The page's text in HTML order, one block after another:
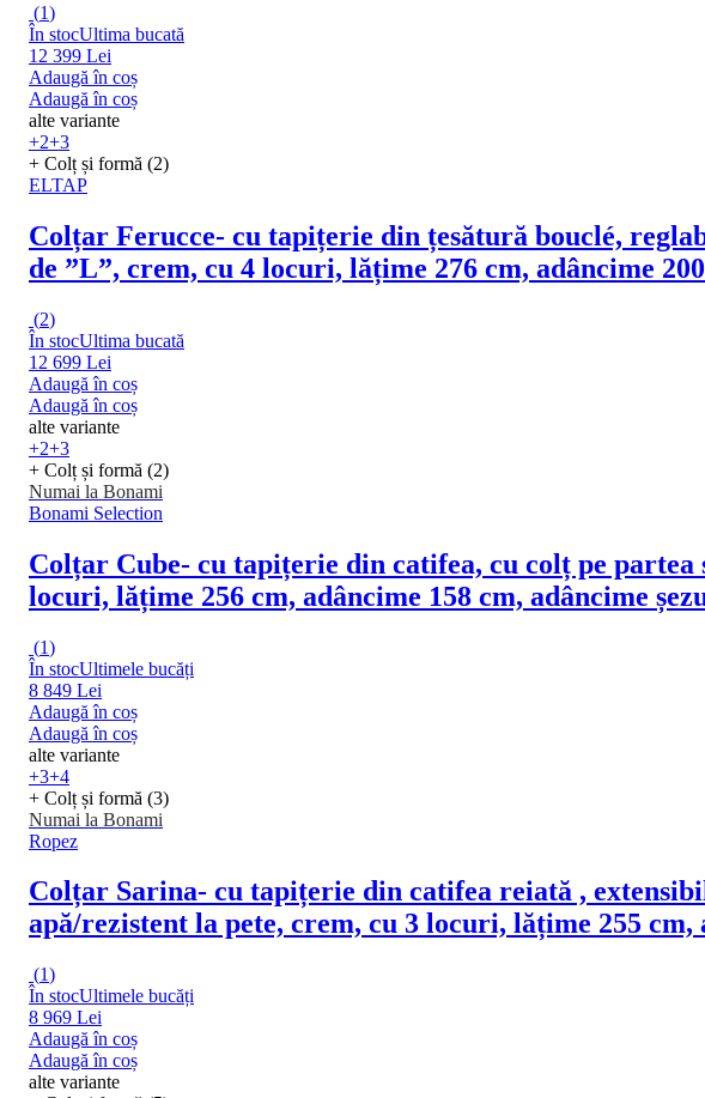
(1)
În stocUltima bucată
12 399 Lei
Adaugă în coș
Adaugă în coș
alte variante
+2+3
+ Colț și formă (2)
ELTAP
Colțar Ferucce- cu tapițerie din țesătură bouclé,
de ”L”, crem, cu 4 locuri, lățime 276 cm, adâncime
(2)
În stocUltima bucată
12 699 Lei
Adaugă în coș
Adaugă în coș
alte variante
+2+3
+ Colț și formă (2)
Numai la Bonami
Bonami Selection
Colțar Cube- cu tapițerie din catifea, cu colț pe
locuri, lățime 256 cm, adâncime 158 cm, adâncime
(1)
În stocUltimele bucăți
8 849 Lei
Adaugă în coș
Adaugă în coș
alte variante
+3+4
+ Colț și formă (3)
Numai la Bonami
Ropez
Colțar Sarina- cu tapițerie din catifea reiată ,
apă/rezistent la pete, crem, cu 3 locuri, lățime 255 cm,
(1)
În stocUltimele bucăți
8 969 Lei
Adaugă în coș
Adaugă în coș
alte variante